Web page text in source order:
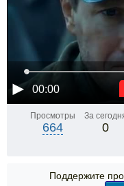
00:00
Просмотры
664
За
0
Поддержите